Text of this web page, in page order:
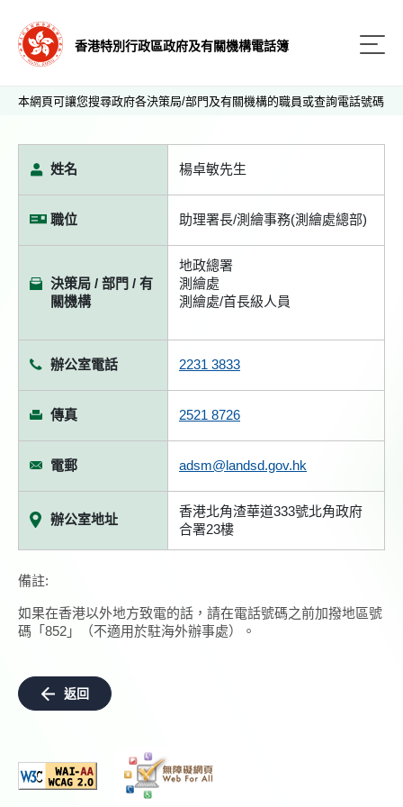
香港特別行政區政府及有關機構電話簿
本網頁可讓您搜尋政府各決策局/部門及有關機構的職員或查詢電話號碼
姓名 楊卓敏先生
職位 助理署長/測繪事務(測繪處總部)
決策局 / 部門 / 有
關機構
地政總署
測繪處
測繪處/首長級人員
辦公室電話 2231 3833
傳真 2521 8726
電郵 adsm@landsd.gov.hk
辦公室地址
香港北角渣華道333號北角政府
合署23樓
備註:
如果在香港以外地方致電的話，請在電話號碼之前加撥地區號
碼「852」（不適用於駐海外辦事處）。
返回